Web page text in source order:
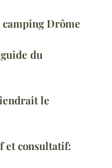
camping Drôme
du
le
et consultatif: